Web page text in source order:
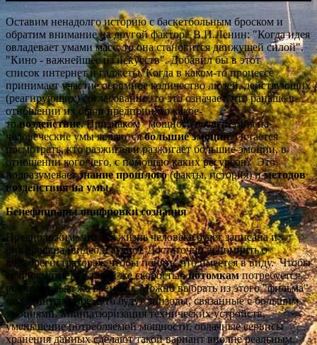
Оставим ненадолго историю с баскетбольным броском и
обратим внимание на другой фактор. В.И.Ленин: "Когда идея
овладевает умами масс, то она становится движущей силой".
"Кино - важнейшее из искусств". Добавил бы в этот
список интернет и гаджеты.Когда в каком-то процессе
принимает участие огромное количество людей, действующих
(реагирующих) согласованно, то это означает, что раньше в
отношении их были предпринято какое-
товоздействие.Признаком мощного воздействия на
человеческие умы являютсябольшие эмоции. Остается
посмотреть, кто разжигал и разжигает большие эмоции, в
отношении кого/чего, с помощью каких ресурсов? Это
подразумеваетзнание прошлого(факты, история) иметодов
воздействия на умы.
Бенефициары оцифровки сознания
Предположим, что вся жизнь человека будет записана и
оцифрована (видео и аудио). Достаточно вспомнить о
видеорегистраторах, чтобы понять, что имеется в виду. Чтобы
ее просмотреть с такой же скоростьюпотомкампотребуется
ровно столько же времени. Можно выбрать из этого "фильма"
самое интересное. Это будут эпизоды, связанные с большим
эмоциями. Миниатюризация технических устройств,
уменьшение потребляемой мощности, облачные сервисы
хранения данных сделают такой вариант вполне реальным.